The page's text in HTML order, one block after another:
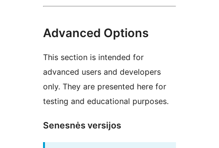
Advanced Options
This section is intended for
advanced users and developers
only. They are presented here for
testing and educational purposes.
Senesnės versijos